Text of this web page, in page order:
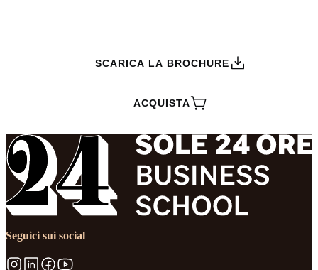
SCARICA LA BROCHURE
ACQUISTA
Seguici sui social